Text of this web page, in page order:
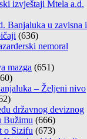
izvještaji Mtela a.d.
Banjaluka u zavisna i
(636)
nemoral
mazga (651)
– Željeni nivo
državnog deviznog
Bužimu (666)
o Sizifu (673)